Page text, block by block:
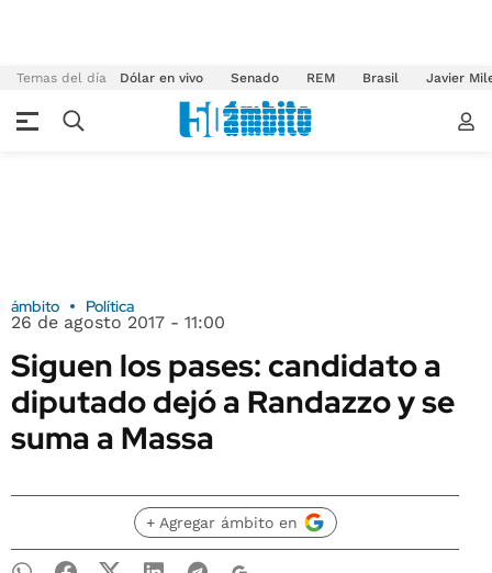
Temas del día Dólar en vivo Senado REM Brasil Javier
ámbito Política
26 de agosto 2017 - 11:00
Siguen los pases: candidato a
diputado dejó a Randazzo y se
suma a Massa
+ Agregar ámbito en